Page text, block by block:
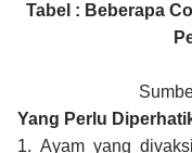
Tabel : Beberapa
Yang Perlu
1. Ayam yang